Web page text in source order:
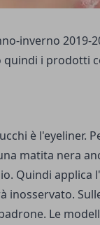
inverno 2019-
quindi i prodotti
è l'eyeliner.
matita nera
Quindi applica
inosservato.
Le